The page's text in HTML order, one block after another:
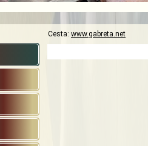
Cesta: www.gabreta.net